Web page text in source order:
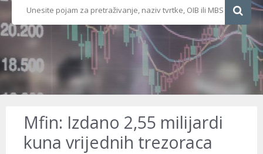
Mfin: Izdano 2,55 milijardi
kuna vrijednih trezoraca